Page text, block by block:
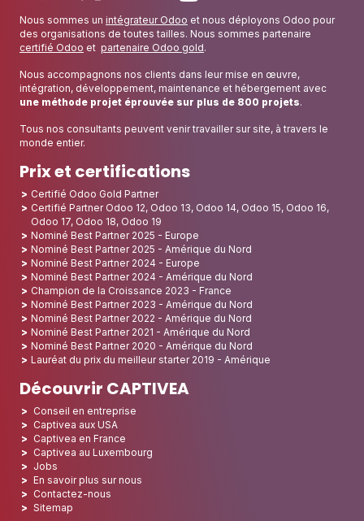
Nous sommes un intégrateur Odoo et nous déployons Odoo pour
des organisations de toutes tailles. Nous sommes partenaire
certifié Odoo et partenaire Odoo gold.
Nous accompagnons nos clients dans leur mise en œuvre,
intégration, développement, maintenance et hébergement avec
une méthode projet éprouvée sur plus de 800 projets.
Tous nos consultants peuvent venir travailler sur site, à travers le
monde entier.
Prix et certifications
Certifié Odoo Gold Partner
Certifié Partner Odoo 12, Odoo 13, Odoo 14, Odoo 15, Odoo 16,
Odoo 17, Odoo 18, Odoo 19
Nominé Best Partner 2025 - Europe
Nominé Best Partner 2025 - Amérique du Nord
Nominé Best Partner 2024 - Europe
Nominé Best Partner 2024 - Amérique du Nord
Champion de la Croissance 2023 - France
Nominé Best Partner 2023 - Amérique du Nord
Nominé Best Partner 2022 - Amérique du Nord
Nominé Best Partner 2021 - Amérique du Nord
Nominé Best Partner 2020 - Amérique du Nord
Lauréat du prix du meilleur starter 2019 - Amérique
Découvrir CAPTIVEA
Conseil en entreprise
Captivea aux USA
Captivea en France
Captivea au Luxembourg
Jobs
En savoir plus sur nous
Contactez-nous
Sitemap